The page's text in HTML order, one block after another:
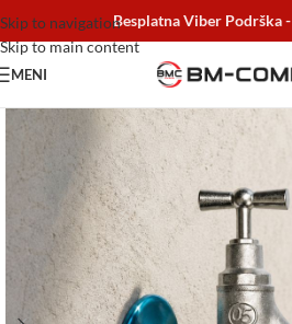
Skip to navigation
Skip to main content
Besplatna Viber Podrška -
MENI